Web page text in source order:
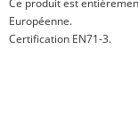
Ce produit est
Européenne.
Certification EN71-3.